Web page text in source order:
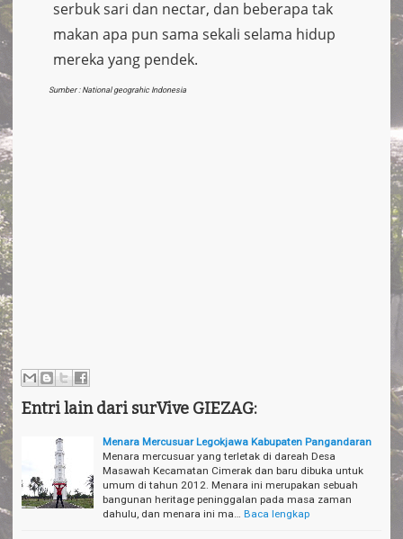
serbuk sari dan nectar, dan beberapa tak
makan apa pun sama sekali selama hidup
mereka yang pendek.
Sumber : National geograhic Indonesia
Entri lain dari surVive GIEZAG:
Menara Mercusuar Legokjawa Kabupaten Pangandaran
Menara mercusuar yang terletak di dareah Desa
Masawah Kecamatan Cimerak dan baru dibuka untuk
umum di tahun 2012. Menara ini merupakan sebuah
bangunan heritage peninggalan pada masa zaman
dahulu, dan menara ini ma…
Baca lengkap